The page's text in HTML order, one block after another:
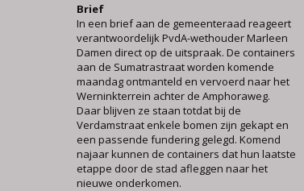
Brief
In een brief aan de gemeenteraad reageert
verantwoordelijk PvdA-wethouder Marleen
Damen direct op de uitspraak. De containers
aan de Sumatrastraat worden komende
maandag ontmanteld en vervoerd naar het
Werninkterrein achter de Amphoraweg.
Daar blijven ze staan totdat bij de
Verdamstraat enkele bomen zijn gekapt en
een passende fundering gelegd. Komend
najaar kunnen de containers dat hun laatste
etappe door de stad afleggen naar het
nieuwe onderkomen.